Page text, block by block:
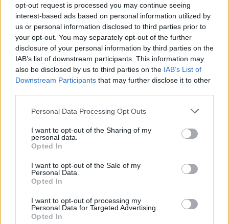
opt-out request is processed you may continue seeing
interest-based ads based on personal information utilized by
us or personal information disclosed to third parties prior to
your opt-out. You may separately opt-out of the further
disclosure of your personal information by third parties on the
IAB’s list of downstream participants. This information may
also be disclosed by us to third parties on the IAB’s List of
Downstream Participants that may further disclose it to other
Personal Data Processing Opt Outs
I want to opt-out of the Sharing of my
personal data.
Opted In
I want to opt-out of the Sale of my
Personal Data.
Opted In
I want to opt-out of processing my
Personal Data for Targeted Advertising.
Opted In
12χρονου κοριτσιού στην επίθεση με πυροβολισμούς σε
σχολείο
15:40
«Του χρόνου σχεδιάζουμε να επιστρέψουμε στην
Κρήτη», μετά τη φωτιά στο νότιο Ρέθυμνο
15:38
ΠΕΡΙΣΣΟΤΕΡΑ
ΣΧΕΤΙΚA AΡΘΡΑ